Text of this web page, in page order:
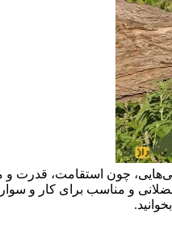
چون استقامت، قدرت
و مناسب برای کار و